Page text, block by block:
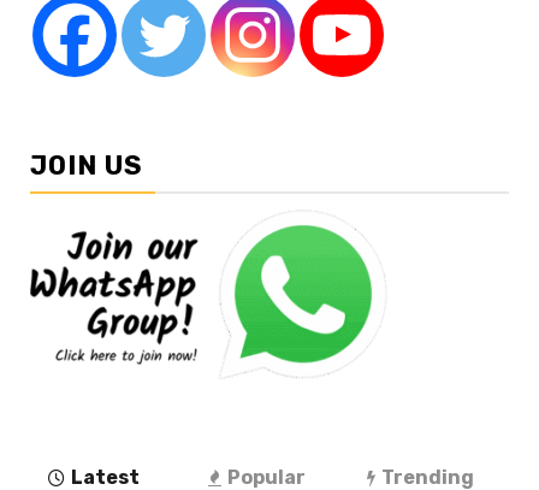
JOIN US
Latest Popular Trending